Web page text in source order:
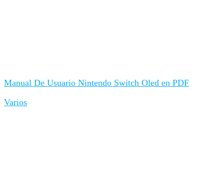
Manual De Usuario Nintendo Switch Oled en PDF
Varios